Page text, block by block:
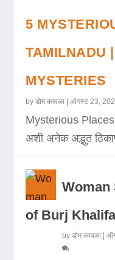
5
TAMILNADU
MYSTERIES
byडोम कावळा |ऑगस्ट 23,
Mysterious Places
अशी अनेक अद्भुत
Woman
of Burj
byडोम कावळा |